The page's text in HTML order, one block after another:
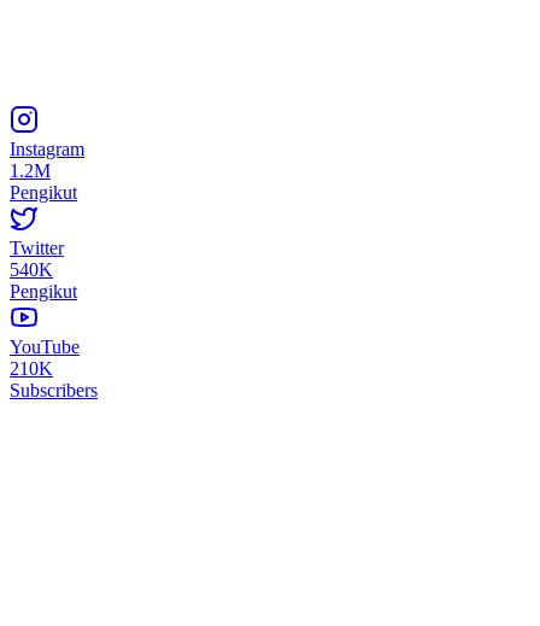
Instagram
1.2M
Pengikut
Twitter
540K
Pengikut
YouTube
210K
Subscribers